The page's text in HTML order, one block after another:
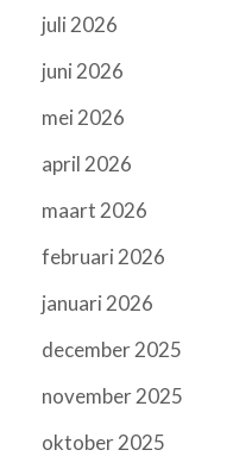
juli 2026
juni 2026
mei 2026
april 2026
maart 2026
februari 2026
januari 2026
december 2025
november 2025
oktober 2025